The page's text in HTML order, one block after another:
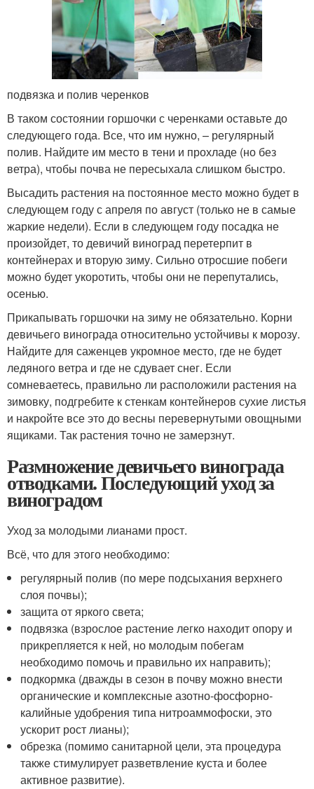
подвязка и полив черенков
В таком состоянии горшочки с черенками оставьте до
следующего года. Все, что им нужно, – регулярный
полив. Найдите им место в тени и прохладе (но без
ветра), чтобы почва не пересыхала слишком быстро.
Высадить растения на постоянное место можно будет в
следующем году с апреля по август (только не в самые
жаркие недели). Если в следующем году посадка не
произойдет, то девичий виноград перетерпит в
контейнерах и вторую зиму. Сильно отросшие побеги
можно будет укоротить, чтобы они не перепутались,
осенью.
Прикапывать горшочки на зиму не обязательно. Корни
девичьего винограда относительно устойчивы к морозу.
Найдите для саженцев укромное место, где не будет
ледяного ветра и где не сдувает снег. Если
сомневаетесь, правильно ли расположили растения на
зимовку, подгребите к стенкам контейнеров сухие листья
и накройте все это до весны перевернутыми овощными
ящиками. Так растения точно не замерзнут.
Размножение девичьего винограда
отводками. Последующий уход за
виноградом
Уход за молодыми лианами прост.
Всё, что для этого необходимо:
регулярный полив (по мере подсыхания верхнего
слоя почвы);
защита от яркого света;
подвязка (взрослое растение легко находит опору и
прикрепляется к ней, но молодым побегам
необходимо помочь и правильно их направить);
подкормка (дважды в сезон в почву можно внести
органические и комплексные азотно-фосфорно-
калийные удобрения типа нитроаммофоски, это
ускорит рост лианы);
обрезка (помимо санитарной цели, эта процедура
также стимулирует разветвление куста и более
активное развитие).